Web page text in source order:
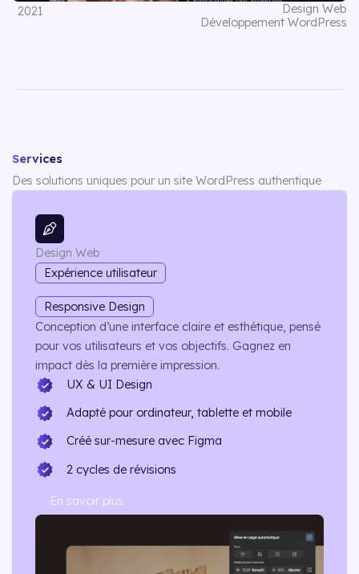
2021
Design Web
Développement WordPress
Services
Des solutions uniques pour un site WordPress authentique
Design Web
Expérience utilisateur
Responsive Design
Conception d’une interface claire et esthétique, pensé
pour vos utilisateurs et vos objectifs. Gagnez en
impact dès la première impression.
UX & UI Design
Adapté pour ordinateur, tablette et mobile
Créé sur-mesure avec Figma
2 cycles de révisions
En savoir plus